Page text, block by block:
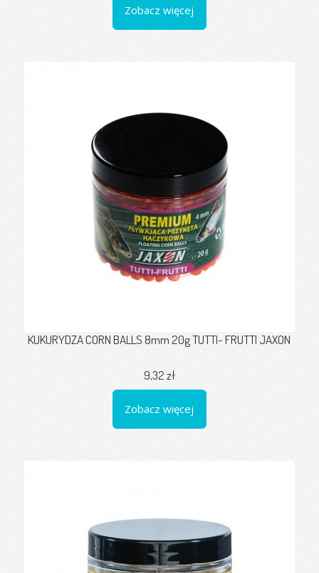
Zobacz więcej
KUKURYDZA CORN BALLS 8mm 20g TUTTI- FRUTTI JAXON
9,32 zł
Zobacz więcej